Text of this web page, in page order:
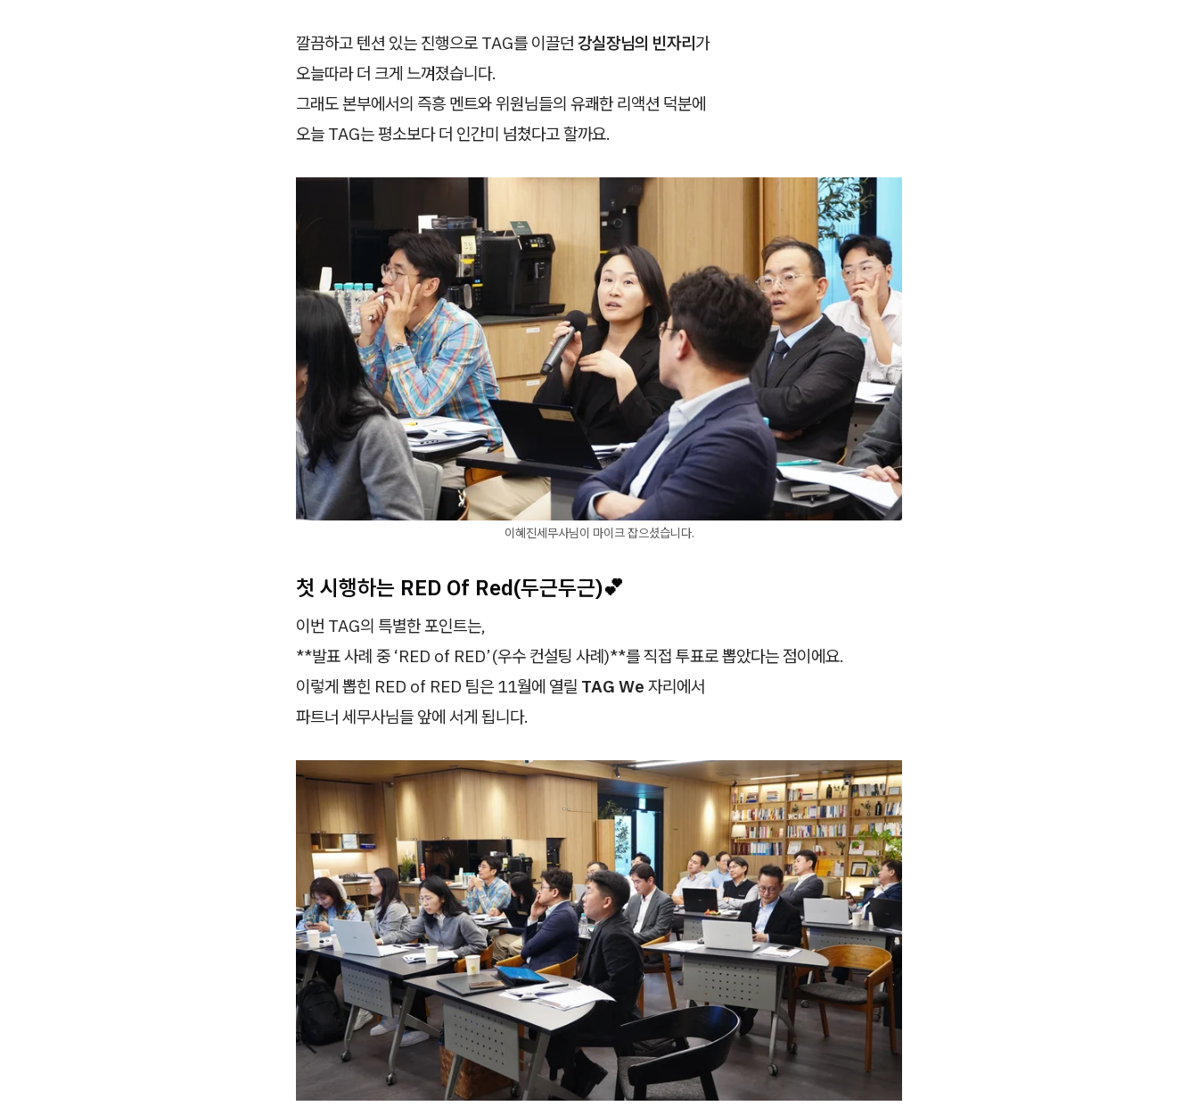
깔끔하고 텐션 있는 진행으로 TAG를 이끌던 강실장님의 빈자리가
오늘따라 더 크게 느껴졌습니다.
그래도 본부에서의 즉흥 멘트와 위원님들의 유쾌한 리액션 덕분에
오늘 TAG는 평소보다 더 인간미 넘쳤다고 할까요.
이혜진세무사님이 마이크 잡으셨습니다.
첫 시행하는 RED Of Red(두근두근)💕
이번 TAG의 특별한 포인트는,
**발표 사례 중 ‘RED of RED’(우수 컨설팅 사례)**를 직접 투표로 뽑았다는 점이에요.
이렇게 뽑힌 RED of RED 팀은 11월에 열릴 TAG We 자리에서
파트너 세무사님들 앞에 서게 됩니다.